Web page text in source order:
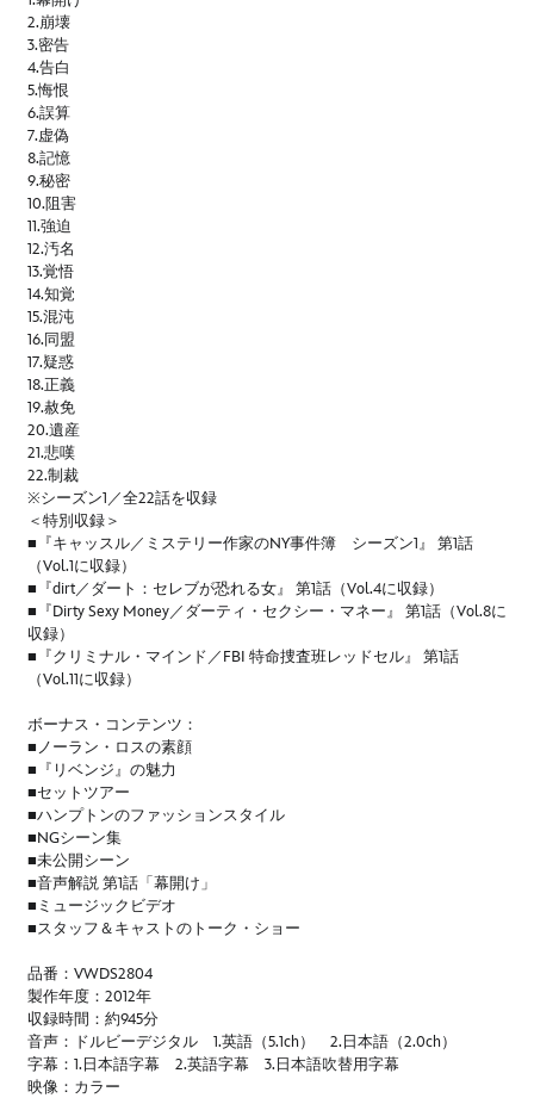
2.崩壊
3.密告
4.告白
5.悔恨
6.誤算
7.虚偽
8.記憶
9.秘密
10.阻害
11.強迫
12.汚名
13.覚悟
14.知覚
15.混沌
16.同盟
17.疑惑
18.正義
19.赦免
20.遺産
21.悲嘆
22.制裁
※シーズン1／全22話を収録
＜特別収録＞
■『キャッスル／ミステリー作家のNY事件簿 シーズン1』 第1話
（Vol.1に収録）
■『dirt／ダート：セレブが恐れる女』 第1話（Vol.4に収録）
■『Dirty Sexy Money／ダーティ・セクシー・マネー』 第1話（Vol.8に
収録）
■『クリミナル・マインド／FBI 特命捜査班レッドセル』 第1話
（Vol.11に収録）
ボーナス・コンテンツ：
■ノーラン・ロスの素顔
■『リベンジ』の魅力
■セットツアー
■ハンプトンのファッションスタイル
■NGシーン集
■未公開シーン
■音声解説 第1話「幕開け」
■ミュージックビデオ
■スタッフ＆キャストのトーク・ショー
品番：VWDS2804
製作年度：2012年
収録時間：約945分
音声：ドルビーデジタル 1.英語（5.1ch） 2.日本語（2.0ch）
字幕：1.日本語字幕 2.英語字幕 3.日本語吹替用字幕
映像：カラー